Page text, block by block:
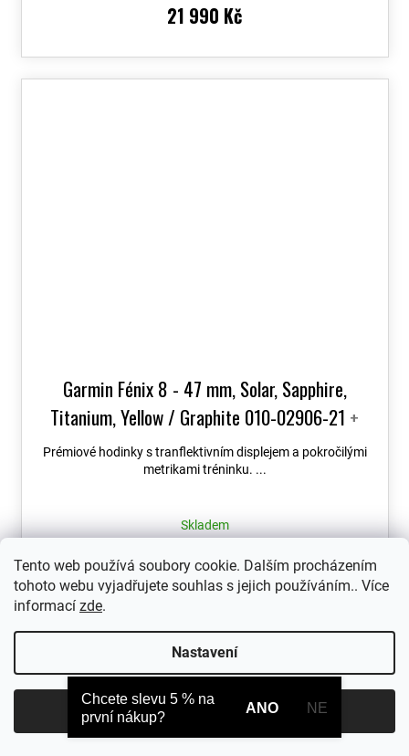
Tento web používá soubory cookie. Dalším procházením
tohoto webu vyjadřujete souhlas s jejich používáním.. Více
informací zde.
Nastavení
21 990 Kč
Garmin Fénix 8 - 47 mm, Solar, Sapphire,
Titanium, Yellow / Graphite 010-02906-21 +
možnost výměny do 90 dní + Topo Czech PRO
Voucher
Prémiové hodinky s tranflektivním displejem a pokročilými
metrikami tréninku. ...
Skladem
21 990 Kč
Chcete slevu 5 % na
první nákup?
ANO NE